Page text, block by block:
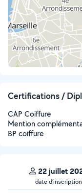
Certifications /
CAP Coiffure
Mention
BP coiffure
22 juillet
date d’inscription